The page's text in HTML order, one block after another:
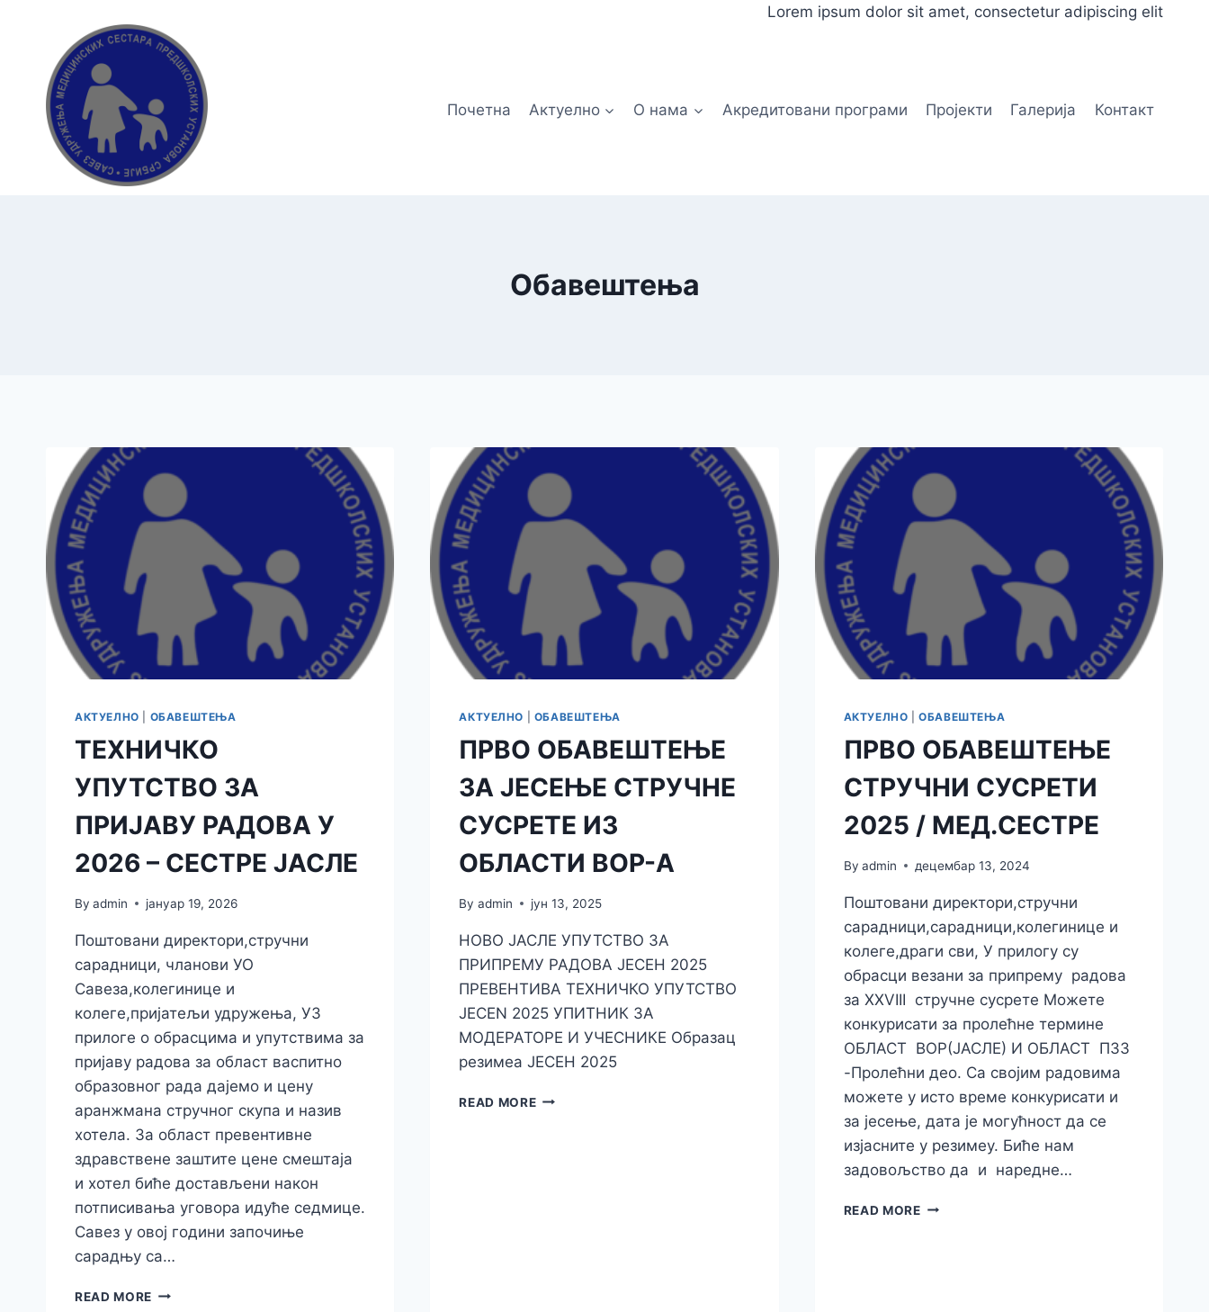
Lorem ipsum dolor sit amet, consectetur adipiscing elit
Почетна Актуелно О нама Акредитовани програми Пројекти Галерија Контакт
Обавештења
АКТУЕЛНО ОБАВЕШТЕЊА
ТЕХНИЧКО
УПУТСТВО ЗА
ПРИЈАВУ РАДОВА У
2026 – СЕСТРЕ ЈАСЛЕ
By admin јануар 19, 2026
Поштовани директори,стручни
сарадници, чланови УО
Савеза,колегинице и
колеге,пријатељи удружења, УЗ
прилоге о обрасцима и упутствима за
пријаву радова за област васпитно
образовног рада дајемо и цену
аранжмана стручног скупа и назив
хотела. За област превентивне
здравствене заштите цене смештаја
и хотел биће достављени након
потписивања уговора идуће седмице.
Савез у овој години започиње
сарадњу са…
READ MORE
АКТУЕЛНО ОБАВЕШТЕЊА
ПРВО ОБАВЕШТЕЊЕ
ЗА ЈЕСЕЊЕ СТРУЧНЕ
СУСРЕТЕ ИЗ
ОБЛАСТИ ВОР-А
By admin јун 13, 2025
НОВО ЈАСЛЕ УПУТСТВО ЗА
ПРИПРЕМУ РАДОВА ЈЕСЕН 2025
ПРЕВЕНТИВА ТЕХНИЧКО УПУТСТВО
JECEN 2025 УПИТНИК ЗА
МОДЕРАТОРЕ И УЧЕСНИКЕ Образац
резимеа ЈЕСЕН 2025
READ MORE
АКТУЕЛНО |ОБАВЕШТЕЊА
ПРВО ОБАВЕШТЕЊЕ
СТРУЧНИ СУСРЕТИ
2025 / МЕД.СЕСТРЕ
By admin децембар 13, 2024
Поштовани директори,стручни
сарадници,сарадници,колегинице и
колеге,драги сви, У прилогу су
обрасци везани за припрему радова
за XXVIII стручне сусрете Можете
конкурисати за пролећне термине
ОБЛАСТ ВОР(ЈАСЛЕ) И ОБЛАСТ ПЗЗ
-Пролећни део. Са својим радовима
можете у исто време конкурисати и
за јесење, дата је могућност да се
изјасните у резимеу. Биће нам
задовољство да и наредне…
READ MORE